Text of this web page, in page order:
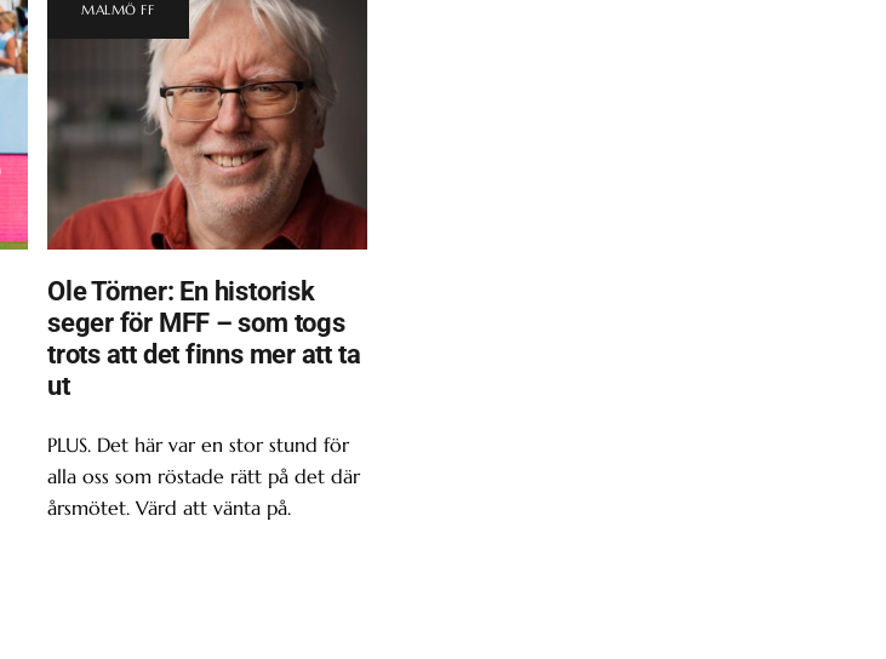
MALMÖ FF
Ole Törner: En historisk
seger för MFF – som togs
trots att det finns mer att ta
ut
PLUS. Det här var en stor stund för
alla oss som röstade rätt på det där
årsmötet. Värd att vänta på.